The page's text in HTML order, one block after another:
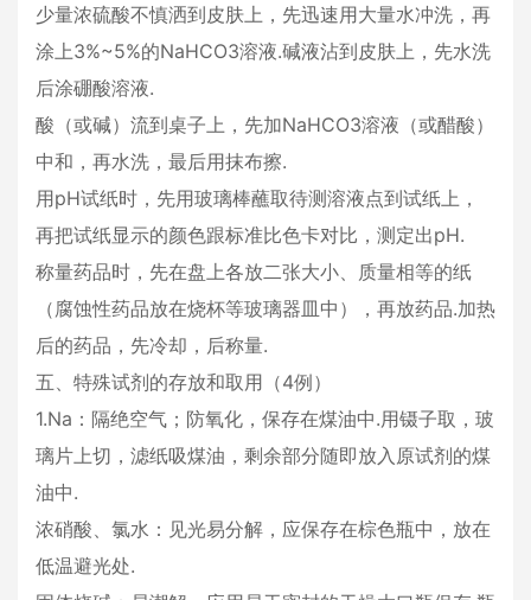
少量浓硫酸不慎洒到皮肤上，先迅速用大量水冲洗，再
涂上3%~5%的NaHCO3溶液.碱液沾到皮肤上，先水洗
后涂硼酸溶液.
酸（或碱）流到桌子上，先加NaHCO3溶液（或醋酸）
中和，再水洗，最后用抹布擦.
用pH试纸时，先用玻璃棒蘸取待测溶液点到试纸上，
再把试纸显示的颜色跟标准比色卡对比，测定出pH.
称量药品时，先在盘上各放二张大小、质量相等的纸
（腐蚀性药品放在烧杯等玻璃器皿中），再放药品.加热
后的药品，先冷却，后称量.
五、特殊试剂的存放和取用（4例）
1.Na：隔绝空气；防氧化，保存在煤油中.用镊子取，玻
璃片上切，滤纸吸煤油，剩余部分随即放入原试剂的煤
油中.
浓硝酸、氯水：见光易分解，应保存在棕色瓶中，放在
低温避光处.